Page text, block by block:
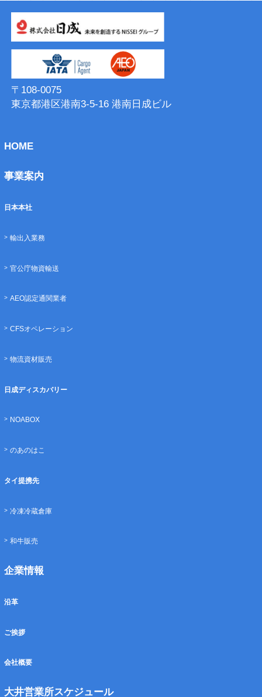
〒108-0075
東京都港区港南3-5-16 港南⽇成ビル
HOME
事業案内
日本本社
輸出入業務
官公庁物資輸送
AEO認定通関業者
CFSオペレーション
物流資材販売
日成ディスカバリー
NOABOX
のあのはこ
タイ提携先
冷凍冷蔵倉庫
和牛販売
企業情報
沿革
ご挨拶
会社概要
大井営業所スケジュール